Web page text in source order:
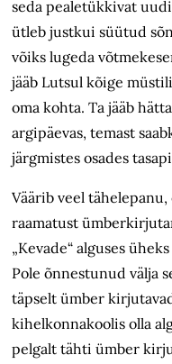
seda pealetükkivat
ütleb justkui süütud
võiks lugeda
jääb Lutsul kõige
oma kohta. Ta jääb
argipäevas, temast
järgmistes osades
Väärib veel
raamatust
„Kevade“ alguses
Pole õnnestunud välja
täpselt ümber
kihelkonnakoolis olla
pelgalt tähti ümber